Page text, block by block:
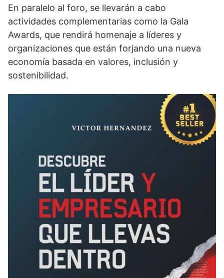
En paralelo al foro, se llevarán a cabo
actividades complementarias como la Gala
Awards, que rendirá homenaje a líderes y
organizaciones que están forjando una nueva
economía basada en valores, inclusión y
sostenibilidad.